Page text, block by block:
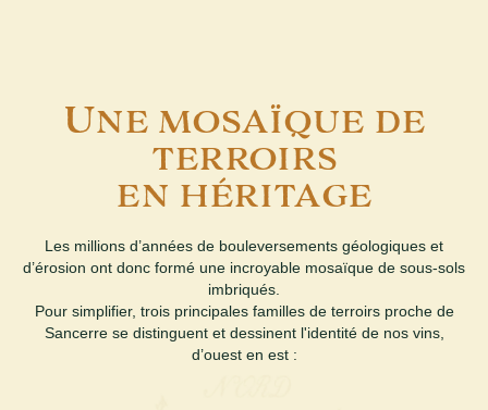
UNE MOSAÏQUE DE
TERROIRS
EN HÉRITAGE
Les millions d’années de bouleversements géologiques et
d’érosion ont donc formé une incroyable mosaïque de sous-sols
imbriqués.
Pour simplifier, trois principales familles de terroirs proche de
Sancerre se distinguent et dessinent l'identité de nos vins,
d’ouest en est :